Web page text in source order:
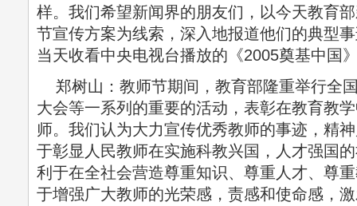
样。我们希望新闻界的朋友们，以今天教育
节宣传方案为线索，深入地报道他们的典型
当天收看中央电视台播放的《2005奠基中国
郑树山：教师节期间，教育部隆重举行全
大会等一系列的重要的活动，表彰在教育教
师。我们认为大力宣传优秀教师的事迹，精
于彰显人民教师在实施科教兴国，人才强国
利于在全社会营造尊重知识、尊重人才、尊
于增强广大教师的光荣感，责感和使命感，